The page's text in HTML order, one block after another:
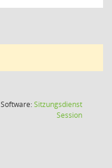
Software:Sitzungsdienst
Session(Wird in